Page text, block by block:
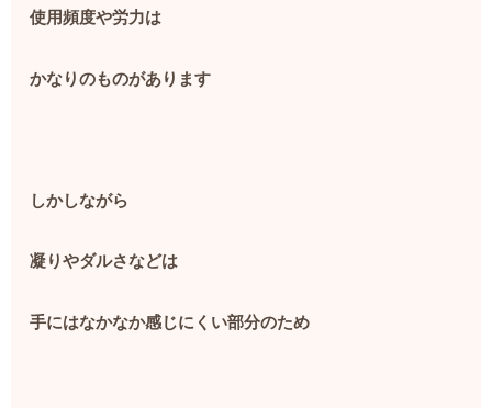
使用頻度や労力は
かなりのものがあります
しかしながら
凝りやダルさなどは
手にはなかなか感じにくい部分のため